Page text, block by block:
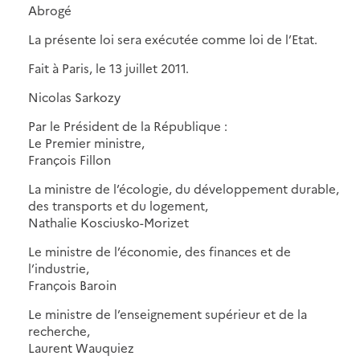
Abrogé
La présente loi sera exécutée comme loi de l’Etat.
Fait à Paris, le 13 juillet 2011.
Nicolas Sarkozy
Par le Président de la République :
Le Premier ministre,
François Fillon
La ministre de l’écologie, du développement durable,
des transports et du logement,
Nathalie Kosciusko-Morizet
Le ministre de l’économie, des finances et de
l’industrie,
François Baroin
Le ministre de l’enseignement supérieur et de la
recherche,
Laurent Wauquiez